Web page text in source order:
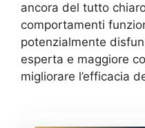
ancora del tutto
comportamenti
potenzialmente
esperta e maggiore
migliorare l’efficacia